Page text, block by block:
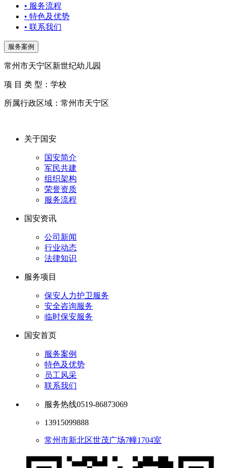
• 服务流程
• 特色及优势
• 联系我们
服务案例
常州市天宁区新世纪幼儿园
项 目 类 型：学校
所属行政区域：常州市天宁区
关于国安
国安简介
军民共建
组织架构
荣誉资质
服务流程
国安资讯
公司新闻
行业动态
法律知识
服务项目
保安人力护卫服务
安全咨询服务
临时保安服务
国安首页
服务案例
特色及优势
员工风采
联系我们
服务热线0519-86873069
13915099888
常州市新北区世茂广场7幢1704室